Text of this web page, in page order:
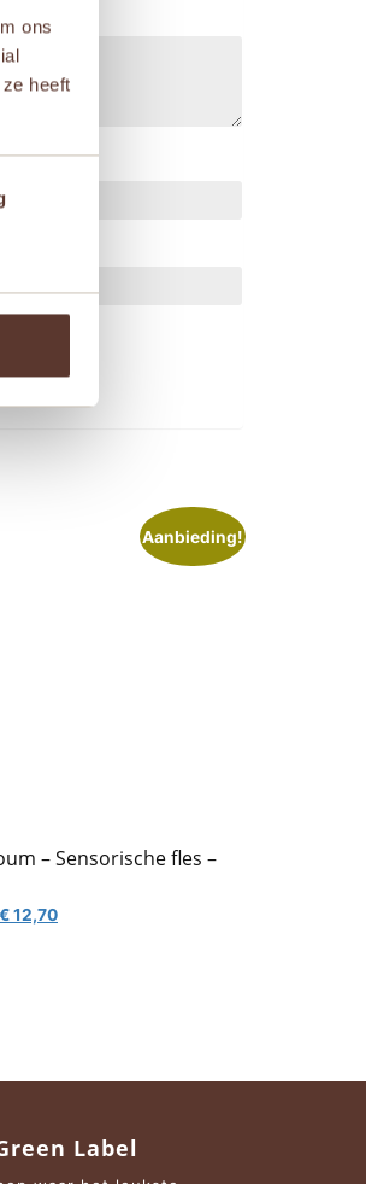
ons
heeft
Aanbieding!
– Sensorische fles –
Oorspronkelijke
€12,70Huidige
Label